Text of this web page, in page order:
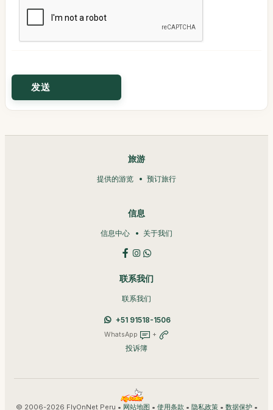
旅游
提供的游览 预订旅行
信息
信息中心 关于我们
联系我们
联系我们
+51 91518-1506
WhatsApp +
投诉簿
© 2006-2026 FlyOnNet Peru • 网站地图 • 使用条款 • 隐私政策• 数据保护•